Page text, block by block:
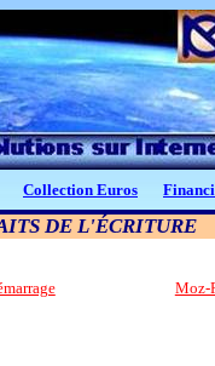
Collection Euros
DE L'ÉCRITURE
Moz-